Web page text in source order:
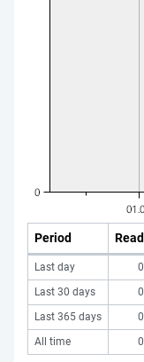
Period Read
Last day 0
Last 30 days
0
Last 365 days
0
All time
0